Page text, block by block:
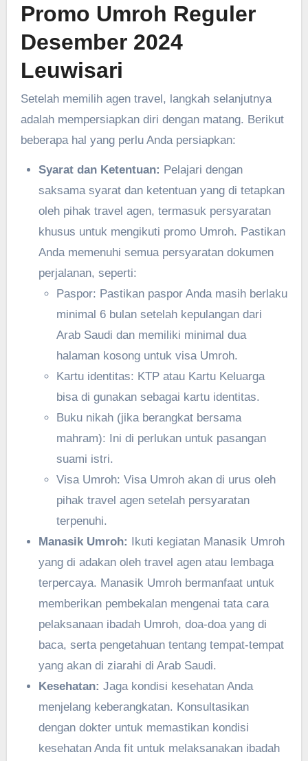
Promo Umroh Reguler
Desember 2024
Leuwisari
Setelah memilih agen travel, langkah selanjutnya
adalah mempersiapkan diri dengan matang. Berikut
beberapa hal yang perlu Anda persiapkan:
Syarat dan Ketentuan: Pelajari dengan
saksama syarat dan ketentuan yang di tetapkan
oleh pihak travel agen, termasuk persyaratan
khusus untuk mengikuti promo Umroh. Pastikan
Anda memenuhi semua persyaratan dokumen
perjalanan, seperti:
Paspor: Pastikan paspor Anda masih berlaku
minimal 6 bulan setelah kepulangan dari
Arab Saudi dan memiliki minimal dua
halaman kosong untuk visa Umroh.
Kartu identitas: KTP atau Kartu Keluarga
bisa di gunakan sebagai kartu identitas.
Buku nikah (jika berangkat bersama
mahram): Ini di perlukan untuk pasangan
suami istri.
Visa Umroh: Visa Umroh akan di urus oleh
pihak travel agen setelah persyaratan
terpenuhi.
Manasik Umroh: Ikuti kegiatan Manasik Umroh
yang di adakan oleh travel agen atau lembaga
terpercaya. Manasik Umroh bermanfaat untuk
memberikan pembekalan mengenai tata cara
pelaksanaan ibadah Umroh, doa-doa yang di
baca, serta pengetahuan tentang tempat-tempat
yang akan di ziarahi di Arab Saudi.
Kesehatan: Jaga kondisi kesehatan Anda
menjelang keberangkatan. Konsultasikan
dengan dokter untuk memastikan kondisi
kesehatan Anda fit untuk melaksanakan ibadah